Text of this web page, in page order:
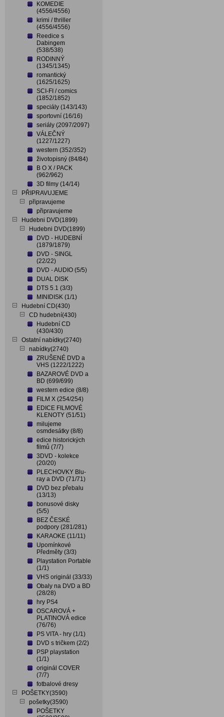
KOMEDIE
(4556/4556)
krimi / thriller
(4556/4556)
Reedice s
Dabingem
(538/538)
RODINNÝ
(1345/1345)
romantický
(1625/1625)
SCI-FI / comics
(1852/1852)
speciály (143/143)
sportovní (16/16)
seriály (2097/2097)
VÁLEČNÝ
(1227/1227)
western (352/352)
životopisný (84/84)
B O X / PACK
(962/962)
3D filmy (14/14)
PŘIPRAVUJEME
připravujeme
připravujeme
Hudebni DVD(1899)
Hudebni DVD(1899)
DVD - HUDEBNÍ
(1879/1879)
DVD - SINGL
(22/22)
DVD - AUDIO (5/5)
DUAL DISK
DTS 5.1 (3/3)
MINIDISK (1/1)
Hudební CD(430)
CD hudební(430)
Hudební CD
(430/430)
Ostatní nabídky(2740)
nabídky(2740)
ZRUŠENÉ DVD a
VHS (1222/1222)
BAZAROVÉ DVD a
BD (699/699)
western edice (8/8)
FILM X (254/254)
EDICE FILMOVÉ
KLENOTY (51/51)
milujeme
osmdesátky (8/8)
edice historických
filmů (7/7)
3DVD - kolekce
(20/20)
PLECHOVKY Blu-
ray a DVD (71/71)
DVD bez přebalu
(13/13)
bonusové disky
(5/5)
BEZ ČESKÉ
podpory (281/281)
KARAOKE (11/11)
Upomínkové
Předměty (3/3)
Playstation Portable
(1/1)
VHS originál (33/33)
Obaly na DVD a BD
(28/28)
hry PS4
OSCAROVÁ +
PLATINOVÁ edice
(76/76)
PS VITA - hry (1/1)
DVD s tričkem (2/2)
PSP playstation
(1/1)
originál COVER
(7/7)
fotbalové dresy
POŠETKY(3590)
pošetky(3590)
POŠETKY